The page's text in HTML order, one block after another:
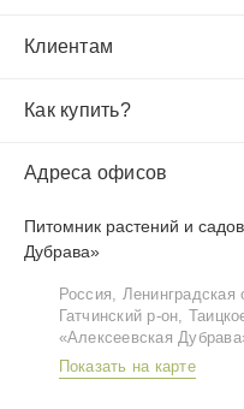
Клиентам
Как купить?
Адреса офисов
Питомник растений и
Дубрава»
Россия, Ленинградская
Гатчинский р‑он,
«Алексеевская
Показать на карте